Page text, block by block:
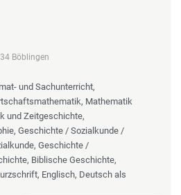
Böblingen
und Sachunterricht,
Mathematik
und Zeitgeschichte,
Geschichte / Sozialkunde /
Geschichte /
Biblische Geschichte,
Englisch, Deutsch als